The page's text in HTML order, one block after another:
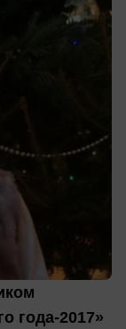
года-2017»